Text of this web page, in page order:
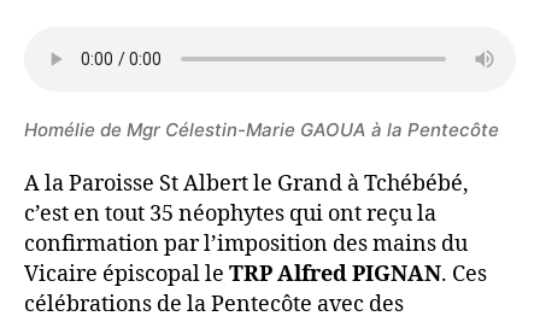
Homélie de Mgr Célestin-Marie GAOUA à la Pentecôte
A la Paroisse St Albert le Grand à Tchébébé,
c’est en tout 35 néophytes qui ont reçu la
confirmation par l’imposition des mains du
Vicaire épiscopal le TRP Alfred PIGNAN. Ces
célébrations de la Pentecôte avec des